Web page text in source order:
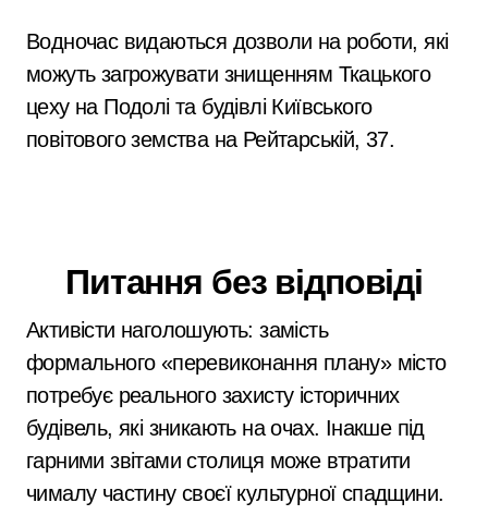
Водночас видаються дозволи на роботи, які
можуть загрожувати знищенням Ткацького
цеху на Подолі та будівлі Київського
повітового земства на Рейтарській, 37.
Питання без відповіді
Активісти наголошують: замість
формального «перевиконання плану» місто
потребує реального захисту історичних
будівель, які зникають на очах. Інакше під
гарними звітами столиця може втратити
чималу частину своєї культурної спадщини.